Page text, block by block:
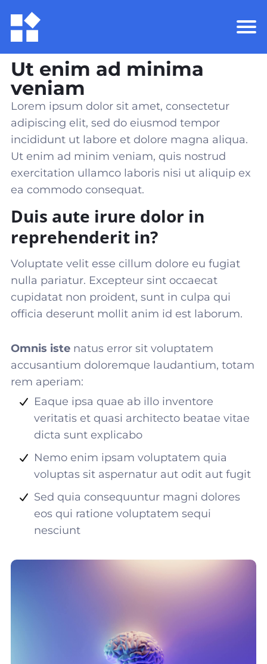
Ut enim ad minima
veniam
Lorem ipsum dolor sit amet, consectetur
adipiscing elit, sed do eiusmod tempor
incididunt ut labore et dolore magna aliqua.
Ut enim ad minim veniam, quis nostrud
exercitation ullamco laboris nisi ut aliquip ex
ea commodo consequat.
Duis aute irure dolor in
reprehenderit in?
Voluptate velit esse cillum dolore eu fugiat
nulla pariatur. Excepteur sint occaecat
cupidatat non proident, sunt in culpa qui
officia deserunt mollit anim id est laborum.
Omnis iste natus error sit voluptatem
accusantium doloremque laudantium, totam
rem aperiam:
Eaque ipsa quae ab illo inventore
veritatis et quasi architecto beatae vitae
dicta sunt explicabo
Nemo enim ipsam voluptatem quia
voluptas sit aspernatur aut odit aut fugit
Sed quia consequuntur magni dolores
eos qui ratione voluptatem sequi
nesciunt